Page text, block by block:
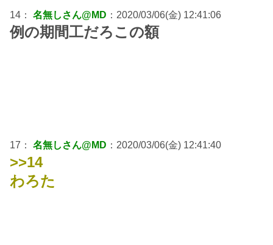
14： 名無しさん@MD ：2020/03/06(金) 12:41:06
例の期間工だろこの額
17： 名無しさん@MD ：2020/03/06(金) 12:41:40
>>14
わろた